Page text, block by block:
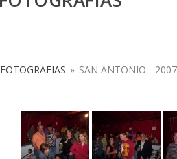
FOTOGRAFIAS » SAN ANTONIO - 2007